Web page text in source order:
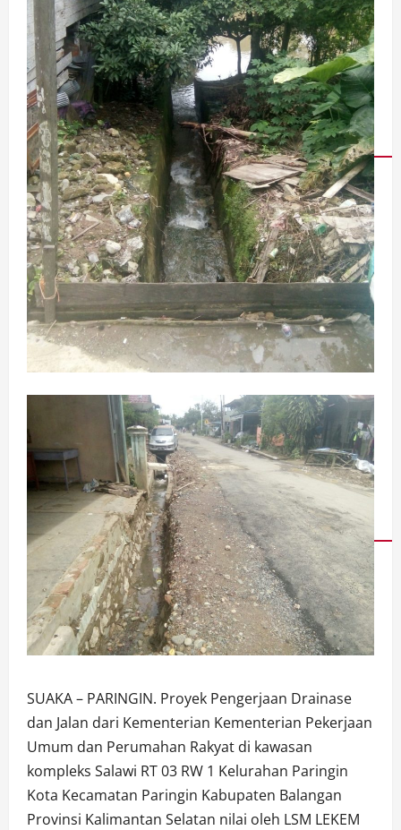
SUAKA – PARINGIN. Proyek Pengerjaan Drainase
dan Jalan dari Kementerian Kementerian Pekerjaan
Umum dan Perumahan Rakyat di kawasan
kompleks Salawi RT 03 RW 1 Kelurahan Paringin
Kota Kecamatan Paringin Kabupaten Balangan
Provinsi Kalimantan Selatan nilai oleh LSM LEKEM